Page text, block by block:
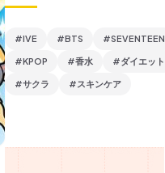
#IVE #BTS #SEVENTEEN
#KPOP #香水 #ダイエット
#サクラ #スキンケア